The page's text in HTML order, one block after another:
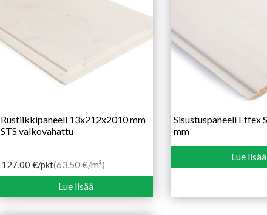
Rustiikkipaneeli 13x212x2010 mm
STS valkovahattu
127,00 €/pkt(63,50 €/m²)
Lue lisää
Sisustuspaneeli Effex
mm
Lue lisää